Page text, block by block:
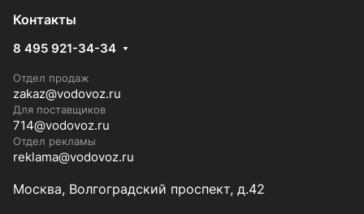
Контакты
8 495 921-34-34
Отдел продаж
zakaz@vodovoz.ru
Для поставщиков
714@vodovoz.ru
Отдел рекламы
reklama@vodovoz.ru
Москва, Волгоградский проспект, д.42